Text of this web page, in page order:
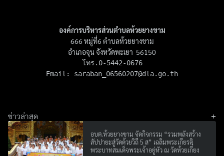
องค์การบริหารส่วนตำบลห้วยยางขาม
666 หมู่ที่6 ตำบลห้วยยางขาม
อำเภอจุน จังหวัดพะเยา 56150
โทร.0-5442-0676
Email: saraban_06560207@dla.go.th
ข่าวล่าสุด
อบต.ห้วยยางขาม จัดกิจกรรม “รวมพลังสร้าง
สัปปายะสู่วัดด้วยวิถี 5 ส” เฉลิมพระเกียรติ
พระบาทสมเด็จพระเจ้าอยู่หัว ณ วัดห้วยเกี๋ยง